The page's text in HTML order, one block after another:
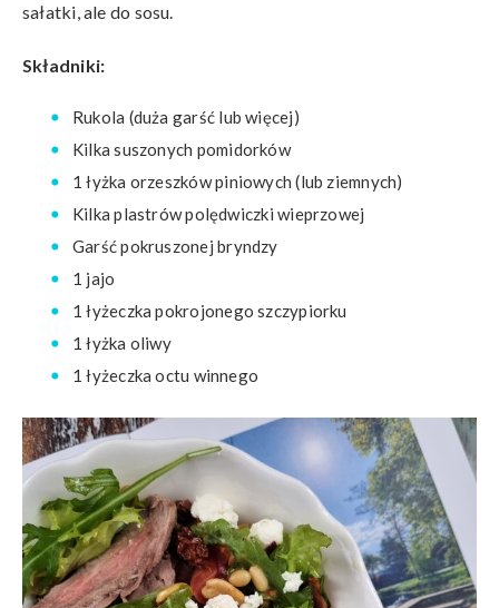
sałatki, ale do sosu.
Składniki:
Rukola (duża garść lub więcej)
Kilka suszonych pomidorków
1 łyżka orzeszków piniowych (lub ziemnych)
Kilka plastrów polędwiczki wieprzowej
Garść pokruszonej bryndzy
1 jajo
1 łyżeczka pokrojonego szczypiorku
1 łyżka oliwy
1 łyżeczka octu winnego